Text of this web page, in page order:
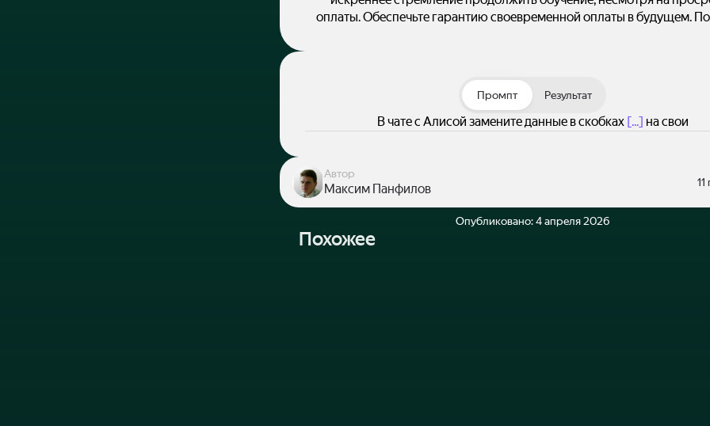
оплаты. Обеспечьте гарантию своевременной оплаты в будущем.
Промпт Результат
В чате с Алисой замените данные в скобках [...] на свои
Автор
Максим Панфилов
Опубликовано:4 апреля 2026
Похожее